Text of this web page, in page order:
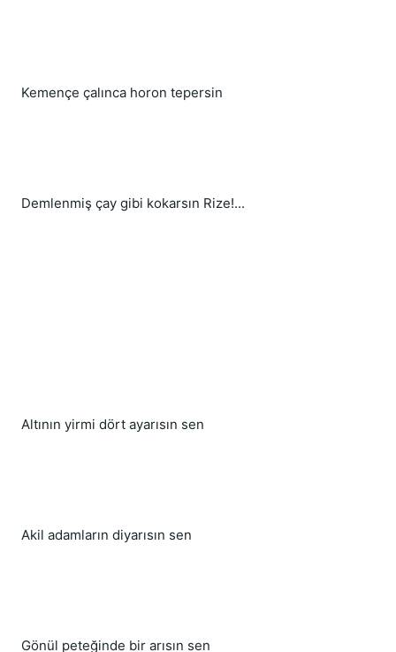
Kemençe çalınca horon tepersin
Demlenmiş çay gibi kokarsın Rize!...
Altının yirmi dört ayarısın sen
Akil adamların diyarısın sen
Gönül peteğinde bir arısın sen